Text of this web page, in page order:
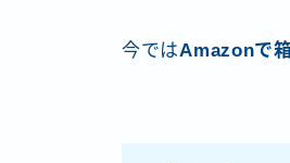
今ではAmazonで